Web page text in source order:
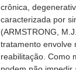
crônica,
caracterizada por
(ARMSTRONG,
tratamento envolve
reabilitação. Como